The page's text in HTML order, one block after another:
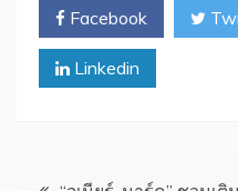
Facebook
Linkedin
แนะแนว